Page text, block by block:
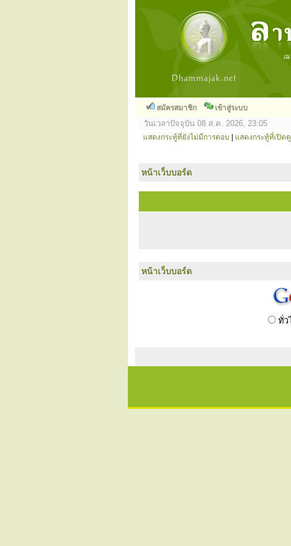
สมัครสมาชิก เข้าสู่ระบบ
วันเวลาปัจจุบัน 08 ส.ค. 2026, 23:05
แสดงกระทู้ที่ยังไม่มีการตอบ แสดงกระทู้ที่เปิด
หน้าเว็บบอร์ด
หน้าเว็บบอร์ด
ทั่ว